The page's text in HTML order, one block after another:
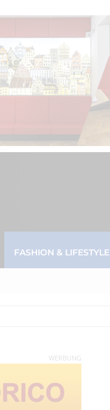
FASHION & LIFESTYLE
WERBUNG